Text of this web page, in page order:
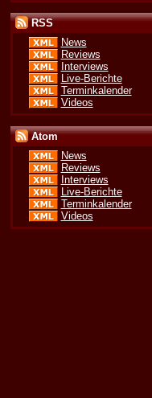
RSS
News
Reviews
Interviews
Live-Berichte
Terminkalender
Videos
Atom
News
Reviews
Interviews
Live-Berichte
Terminkalender
Videos